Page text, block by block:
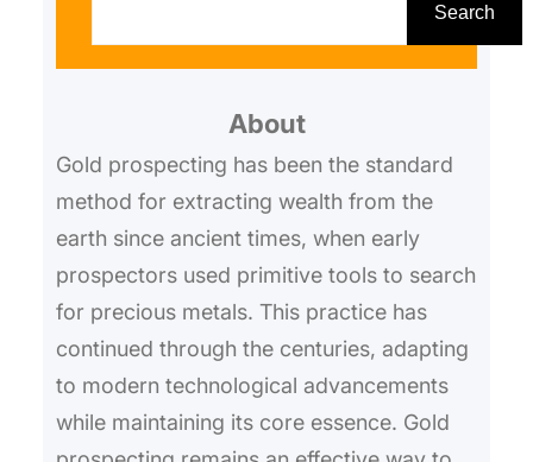
h
Search
About
Gold prospecting has been the standard
method for extracting wealth from the
earth since ancient times, when early
prospectors used primitive tools to search
for precious metals. This practice has
continued through the centuries, adapting
to modern technological advancements
while maintaining its core essence. Gold